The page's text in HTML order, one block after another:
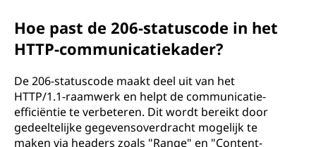
Hoe past de 206-statuscode in het
HTTP-communicatiekader?
De 206-statuscode maakt deel uit van het
HTTP/1.1-raamwerk en helpt de communicatie-
efficiëntie te verbeteren. Dit wordt bereikt door
gedeeltelijke gegevensoverdracht mogelijk te
maken via headers zoals "Range" en "Content-